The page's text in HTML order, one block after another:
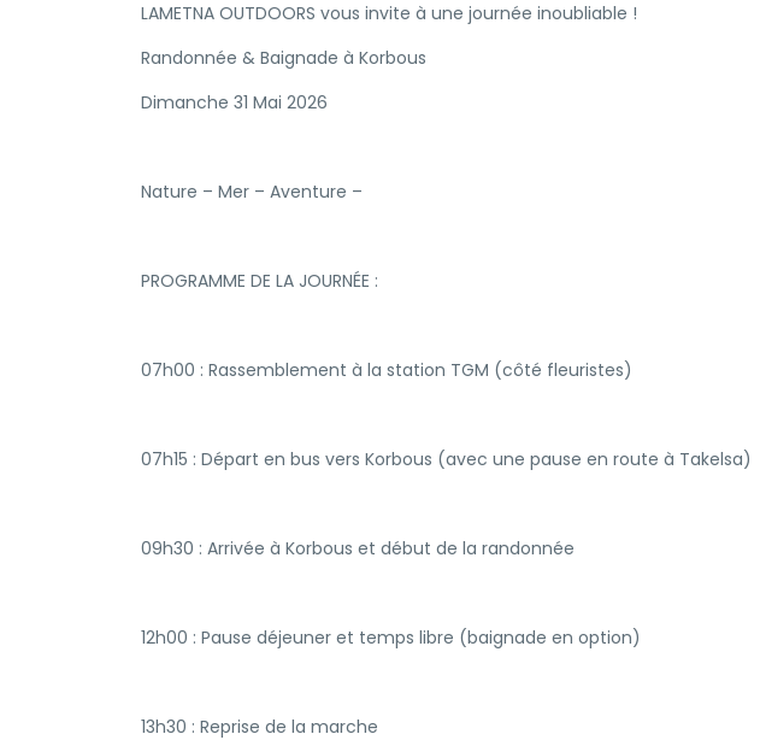
LAMETNA OUTDOORS vous invite à une journée inoubliable !
Randonnée & Baignade à Korbous
Dimanche 31 Mai 2026
Nature – Mer – Aventure –
PROGRAMME DE LA JOURNÉE :
07h00 : Rassemblement à la station TGM (côté fleuristes)
07h15 : Départ en bus vers Korbous (avec une pause en route à Takelsa)
09h30 : Arrivée à Korbous et début de la randonnée
12h00 : Pause déjeuner et temps libre (baignade en option)
13h30 : Reprise de la marche